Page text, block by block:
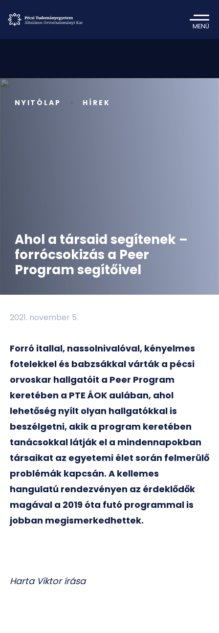
MENÜ
NYITÓLAP HÍREK
Ahol a társaid segítenek –
forrócsokizás a Peer
Program segítőivel
2021. november 5.
Forró itallal, nassolnivalóval, kényelmes
fotelekkel és babzsákkal várták a pécsi
orvoskar hallgatóit a Peer Program
keretében a PTE ÁOK aulában, ahol
lehetőség nyílt olyan hallgatókkal is
beszélgetni, akik a program keretében
tanácsokkal látják el a mindennapokban
társaikat az egyetemi élet során felmerülő
problémák kapcsán. A kellemes
hangulatú rendezvényen az érdeklődők
magával a 2019 óta futó programmal is
jobban megismerkedhettek.
Harta Viktor írása